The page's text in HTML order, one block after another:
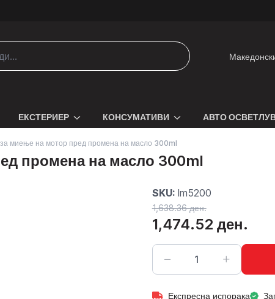
ЕКСТЕРИЕР КОНСУМАТИВИ АВТО
миење на мотор пред промена на масло 300ml
промена на масло 300ml
SKU:lm5200
1,638.36 ден.
1,474.52 ден.
Експресна испорака